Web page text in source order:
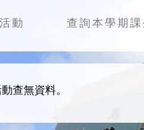
動 查詢本學期課
查無資料。